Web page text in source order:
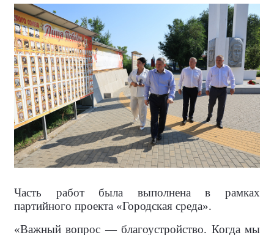
Часть работ была выполнена в рамках
партийного проекта «Городская среда».
«Важный вопрос — благоустройство. Когда мы